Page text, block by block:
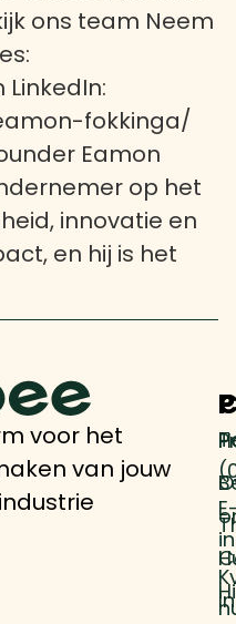
ons team Neem
fokkinga/
Eamon
op het
innovatie en
en hij is het
voor het
van jouw